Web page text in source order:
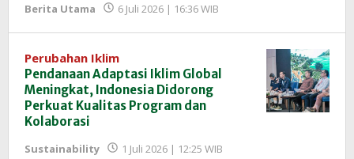
Berita Utama 6 Juli 2026 | 16:36 WIB
InfoSAWIT
Perubahan Iklim
Pendanaan Adaptasi Iklim Global
Meningkat, Indonesia Didorong
Perkuat Kualitas Program dan
Kolaborasi
Sustainability 1 Juli 2026 | 12:25 WIB